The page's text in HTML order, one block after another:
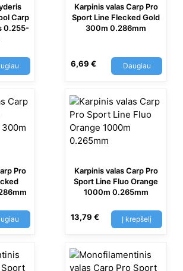
Carp
0.255-
Karpinis valas Carp Pro
Sport Line Flecked Gold
300m 0.286mm
6,69 € Daugiau
Pro
Karpinis valas Carp Pro
Sport Line Fluo Orange
1000m 0.265mm
13,79 € Į krepšelį